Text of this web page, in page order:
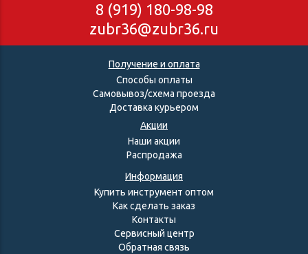
8 (919) 180-98-98
zubr36@zubr36.ru
Получение и оплата
Способы оплаты
Самовывоз/схема проезда
Доставка курьером
Акции
Наши акции
Распродажа
Информация
Купить инструмент оптом
Как сделать заказ
Контакты
Сервисный центр
Обратная связь